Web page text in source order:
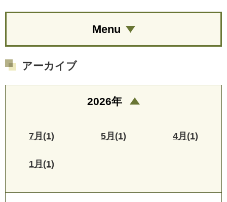
Menu
アーカイブ
2026年
7月(1) 5月(1) 4月(1)
1月(1)